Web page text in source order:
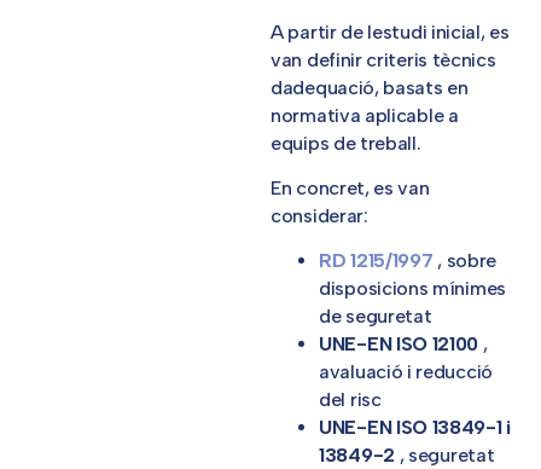
A partir de lestudi inicial, es
van definir criteris tècnics
dadequació, basats en
normativa aplicable a
equips de treball.
En concret, es van
considerar:
RD 1215/1997 , sobre
disposicions mínimes
de seguretat
UNE-EN ISO 12100 ,
avaluació i reducció
del risc
UNE-EN ISO 13849-1 i
13849-2 , seguretat